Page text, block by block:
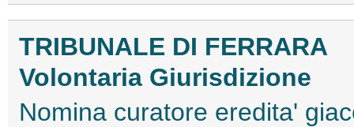
TRIBUNALE DI FERRARA
Volontaria Giurisdizione
Nomina curatore eredita'